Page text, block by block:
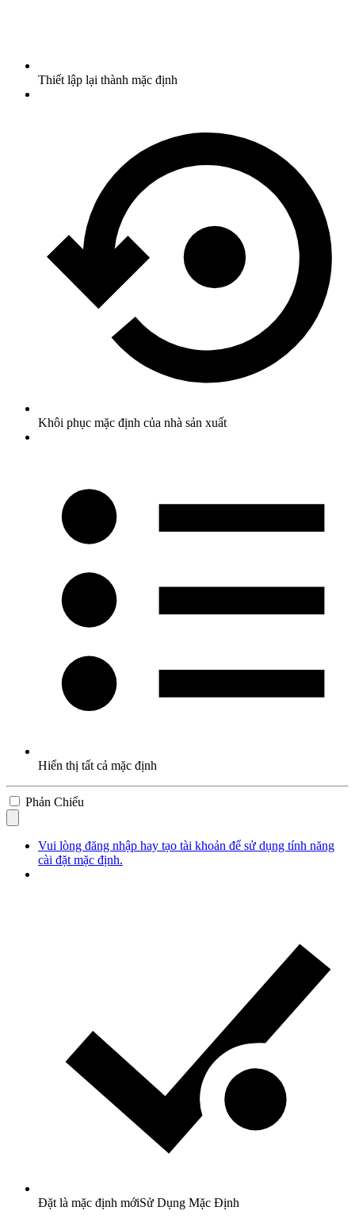
Thiết lập lại thành mặc định
Khôi phục mặc định của nhà sản xuất
Hiển thị tất cả mặc định
Phản Chiếu
Vui lòng đăng nhập hay tạo tài khoản để sử dụng tính năng
cài đặt mặc định.
Đặt là mặc định mớiSử Dụng Mặc Định